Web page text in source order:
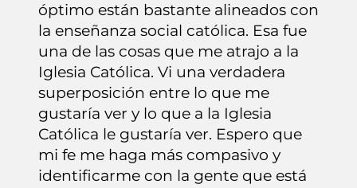
óptimo están bastante alineados con
la enseñanza social católica. Esa fue
una de las cosas que me atrajo a la
Iglesia Católica. Vi una verdadera
superposición entre lo que me
gustaría ver y lo que a la Iglesia
Católica le gustaría ver. Espero que
mi fe me haga más compasivo y
identificarme con la gente que está